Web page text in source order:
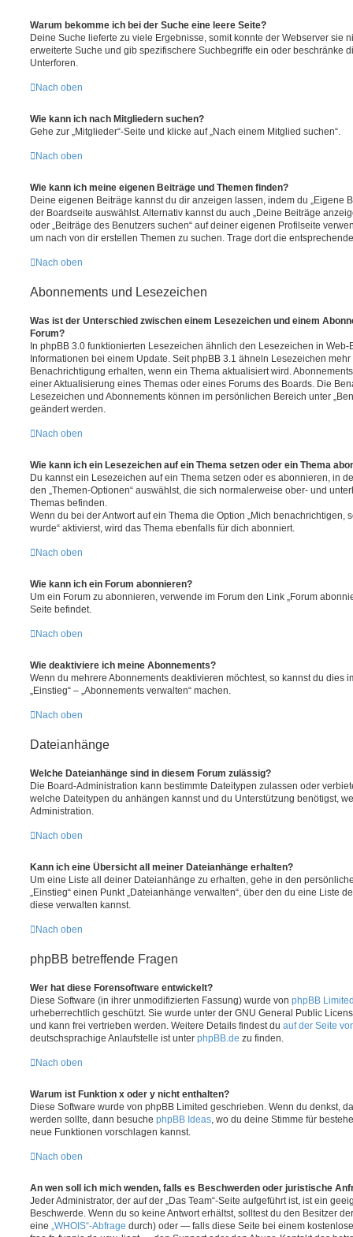
Warum bekomme ich bei der Suche eine leere Seite?
Deine Suche lieferte zu viele Ergebnisse, somit konnte der Webserver sie
erweiterte Suche und gib spezifischere Suchbegriffe ein oder beschränke
Unterforen.
Nach oben
Wie kann ich nach Mitgliedern suchen?
Gehe zur „Mitglieder“-Seite und klicke auf „Nach einem Mitglied suchen“.
Nach oben
Wie kann ich meine eigenen Beiträge und Themen finden?
Deine eigenen Beiträge kannst du dir anzeigen lassen, indem du „Eigene
der Boardseite auswählst. Alternativ kannst du auch „Deine Beiträge
oder „Beiträge des Benutzers suchen“ auf deiner eigenen Profilseite
um nach von dir erstellen Themen zu suchen. Trage dort die
Nach oben
Abonnements und Lesezeichen
Was ist der Unterschied zwischen einem Lesezeichen und einem
Forum?
In phpBB 3.0 funktionierten Lesezeichen ähnlich den Lesezeichen in
Informationen bei einem Update. Seit phpBB 3.1 ähneln Lesezeichen
Benachrichtigung erhalten, wenn ein Thema aktualisiert wird.
einer Aktualisierung eines Themas oder eines Forums des Boards. Die
Lesezeichen und Abonnements können im persönlichen Bereich unter
geändert werden.
Nach oben
Wie kann ich ein Lesezeichen auf ein Thema setzen oder ein Thema
Du kannst ein Lesezeichen auf ein Thema setzen oder es abonnieren, in
den „Themen-Optionen“ auswählst, die sich normalerweise ober- und
Themas befinden.
Wenn du bei der Antwort auf ein Thema die Option „Mich benachrichtigen,
wurde“ aktivierst, wird das Thema ebenfalls für dich abonniert.
Nach oben
Wie kann ich ein Forum abonnieren?
Um ein Forum zu abonnieren, verwende im Forum den Link „Forum
Seite befindet.
Nach oben
Wie deaktiviere ich meine Abonnements?
Wenn du mehrere Abonnements deaktivieren möchtest, so kannst du dies
„Einstieg“ – „Abonnements verwalten“ machen.
Nach oben
Dateianhänge
Welche Dateianhänge sind in diesem Forum zulässig?
Die Board-Administration kann bestimmte Dateitypen zulassen oder
welche Dateitypen du anhängen kannst und du Unterstützung benötigst,
Administration.
Nach oben
Kann ich eine Übersicht all meiner Dateianhänge erhalten?
Um eine Liste all deiner Dateianhänge zu erhalten, gehe in den
„Einstieg“ einen Punkt „Dateianhänge verwalten“, über den du eine Liste
diese verwalten kannst.
Nach oben
phpBB betreffende Fragen
Wer hat diese Forensoftware entwickelt?
Diese Software (in ihrer unmodifizierten Fassung) wurde von phpBB
urheberrechtlich geschützt. Sie wurde unter der GNU General Public
und kann frei vertrieben werden. Weitere Details findest du auf der Seite
deutschsprachige Anlaufstelle ist unter phpBB.de zu finden.
Nach oben
Warum ist Funktion x oder y nicht enthalten?
Diese Software wurde von phpBB Limited geschrieben. Wenn du denkst,
werden sollte, dann besuche phpBB Ideas , wo du deine Stimme für
neue Funktionen vorschlagen kannst.
Nach oben
An wen soll ich mich wenden, falls es Beschwerden oder juristische
Jeder Administrator, der auf der „Das Team“-Seite aufgeführt ist, ist ein
Beschwerde. Wenn du so keine Antwort erhältst, solltest du den Besitzer
eine „WHOIS“-Abfrage durch) oder — falls diese Seite bei einem